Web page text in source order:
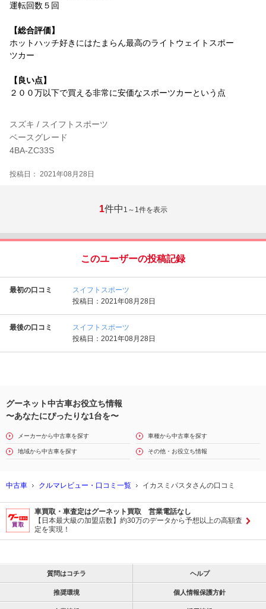
運転回数５回
【総合評価】
ホットハッチ好きにはたまらん最高のライトウェイトスポー
ツカー
【良い点】
２００万以下で買える非常に安価なスポーツカーという点
スズキ / スイフトスポーツ
ベースグレード
4BA-ZC33S
投稿日： 2021年08月28日
1件中 1～1件を表示
このユーザーの投稿記録
最初の口コミ
スイフトスポーツ
投稿日：2021年08月28日
最後の口コミ
スイフトスポーツ
投稿日：2021年08月28日
グーネット中古車お役立ち情報
〜あなたにぴったりな1台を〜
メーカーから中古車を探す 車種から中古車を探す
地域から中古車を探す その他・お役立ち情報
中古車 クルマレビュー・口コミ一覧 イカスミパスタさんの口コミ
車買取・車査定はグーネット買取 営業電話なし
【日本最大級の加盟店数】約30万のデータから予想以上の高額査
定を実現！
質問はコチラ ヘルプ
推奨環境 個人情報保護方針